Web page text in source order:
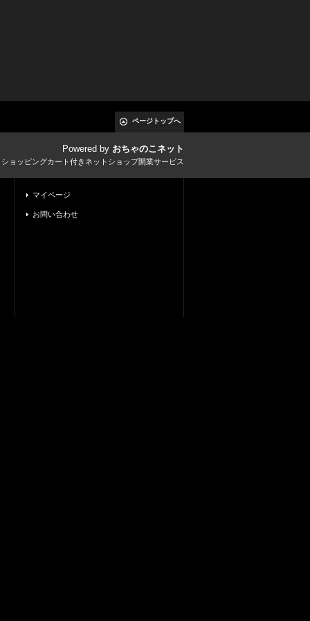
ページトップへ
Powered by おちゃのこネット
ョッピングカート付きネットショップ開業サービス
マイページ
お問い合わせ